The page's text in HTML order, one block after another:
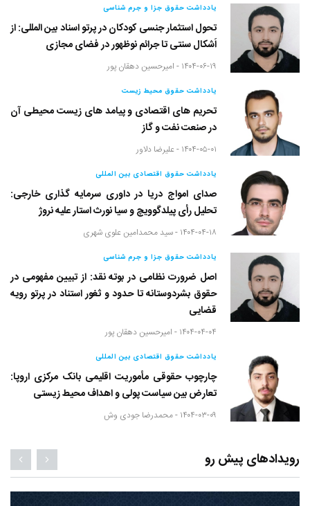
یادداشت حقوق جزا و جرم شناسی
تحول استثمار جنسی کودکان در پرتو اسناد بین المللی: از
اَشکال سنتی تا جرائم نوظهور در فضای مجازی
۱۴۰۴-۰۶-۱۹ - امیرحسین دهقان پور
یادداشت حقوق محیط زیست
تحریم های اقتصادی و پیامد های زیست محیطی آن
در صنعت نفت و گاز
۱۴۰۴-۰۵-۰۱ - علیرضا دلاور
یادداشت حقوق اقتصادی بین المللی
صدای امواج دریا در داوری سرمایه گذاری خارجی:
تحلیل رأی پیلدگوویچ و سیا نورث استار علیه نروژ
۱۴۰۴-۰۴-۱۸ - سید محمدامین علوی شهری
یادداشت حقوق جزا و جرم شناسی
اصل ضرورت نظامی در بوته نقد: از تبیین مفهومی در
حقوق بشردوستانه تا حدود و ثغور استناد در پرتو رویه
قضایی
۱۴۰۴-۰۴-۰۴ - امیرحسین دهقان پور
یادداشت حقوق اقتصادی بین المللی
چارچوب حقوقی مأموریت اقلیمی بانک مرکزی اروپا:
تعارض بین سیاست پولی و اهداف محیط زیستی
۱۴۰۴-۰۳-۰۹ - محمدرضا جودی وش
رویدادهای پیش رو